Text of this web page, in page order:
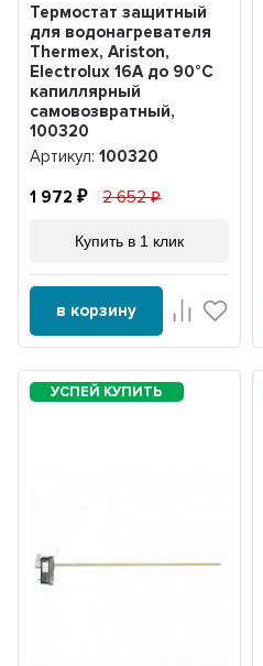
Термостат защитный
для водонагревателя
Thermex, Ariston,
Electrolux 16А до 90°С
капиллярный
самовозвратный,
100320
Артикул:100320
1 972 2 652
Купить в 1 клик
в корзину